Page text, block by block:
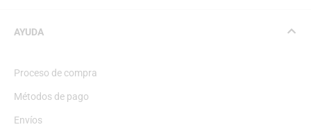
AYUDA
Proceso de compra
Métodos de pago
Envíos